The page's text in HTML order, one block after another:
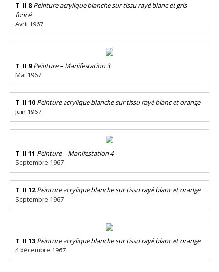
T III 8 Peinture acrylique blanche sur tissu rayé blanc et gris
foncé
Avril 1967
T III 9 Peinture – Manifestation 3
Mai 1967
T III 10 Peinture acrylique blanche sur tissu rayé blanc et orange
Juin 1967
T III 11 Peinture – Manifestation 4
Septembre 1967
T III 12 Peinture acrylique blanche sur tissu rayé blanc et orange
Septembre 1967
T III 13 Peinture acrylique blanche sur tissu rayé blanc et orange
4 décembre 1967